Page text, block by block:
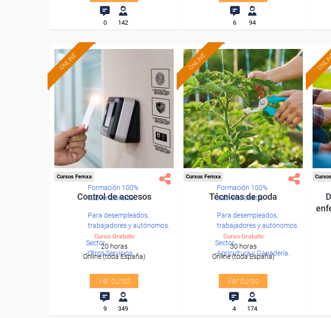
0 142 6 94
ONLINE
Formación 100%
subvencionada.
Para desempleados,
trabajadores y autónomos.
Sector
-Otros Servicios.
Cursos Femxa
Control de accesos
Curso Gratuito
20 horas
Online (toda España)
Ver curso
9 349
ONLINE
Formación 100%
subvencionada.
Para desempleados,
trabajadores y autónomos.
Sector
-Agricultura y Ganadería.
Cursos Femxa
Técnicas de poda
Curso Gratuito
30 horas
Online (toda España)
Ver curso
4 174